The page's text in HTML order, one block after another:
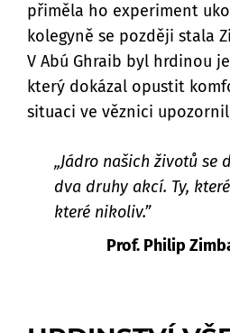
přiměla ho experiment
kolegyně se později stala
V Abú Ghraib byl hrdinou
který dokázal opustit
situaci ve věznici
„Jádro našich životů se
dva druhy akcí. Ty,
které nikoliv.”
Prof. Philip